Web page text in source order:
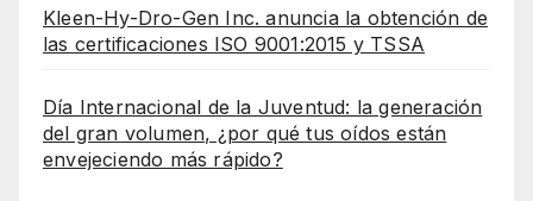
Kleen-Hy-Dro-Gen Inc. anuncia la obtención de
las certificaciones ISO 9001:2015 y TSSA
Día Internacional de la Juventud: la generación
del gran volumen, ¿por qué tus oídos están
envejeciendo más rápido?